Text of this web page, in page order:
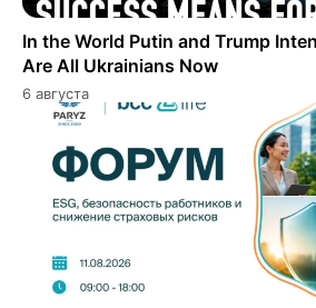
In the World Putin and Trump
Are All Ukrainians Now
6 августа